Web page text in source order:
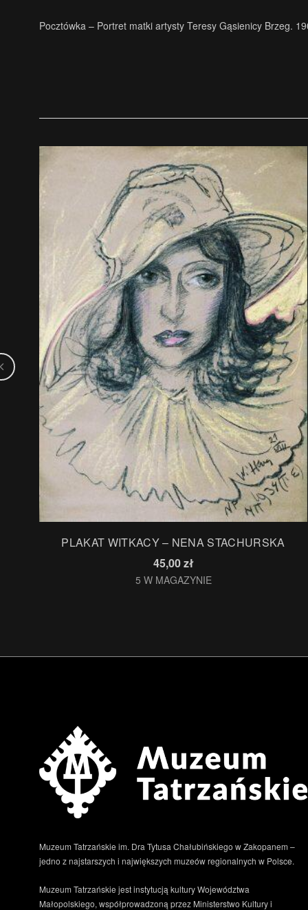
Pocztówka – Portret matki artysty Teresy Gąsienicy Brzeg.
PLAKAT WITKACY – NENA STACHURSKA
45,00zł
5 W MAGAZYNIE
Muzeum Tatrzańskie im. Dra Tytusa Chałubińskiego w Zakopanem –
jedno z najstarszych i największych muzeów regionalnych w Polsce.
Muzeum Tatrzańskie jest instytucją kultury Województwa
Małopolskiego, współprowadzoną przez Ministerstwo Kultury i